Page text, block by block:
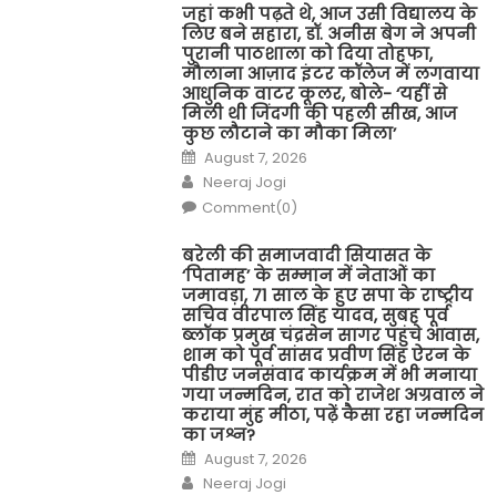
जहां कभी पढ़ते थे, आज उसी विद्यालय के
लिए बने सहारा, डॉ. अनीस बेग ने अपनी
पुरानी पाठशाला को दिया तोहफा,
मौलाना आज़ाद इंटर कॉलेज में लगवाया
आधुनिक वाटर कूलर, बोले- ‘यहीं से
मिली थी जिंदगी की पहली सीख, आज
कुछ लौटाने का मौका मिला’
Posted
on
August 7, 2026
Author
Neeraj Jogi
Comment(0)
बरेली की समाजवादी सियासत के
‘पितामह’ के सम्मान में नेताओं का
जमावड़ा, 71 साल के हुए सपा के राष्ट्रीय
सचिव वीरपाल सिंह यादव, सुबह पूर्व
ब्लॉक प्रमुख चंद्रसेन सागर पहुंचे आवास,
शाम को पूर्व सांसद प्रवीण सिंह ऐरन के
पीडीए जनसंवाद कार्यक्रम में भी मनाया
गया जन्मदिन, रात को राजेश अग्रवाल ने
कराया मुंह मीठा, पढ़ें कैसा रहा जन्मदिन
का जश्न?
Posted
on
August 7, 2026
Author
Neeraj Jogi